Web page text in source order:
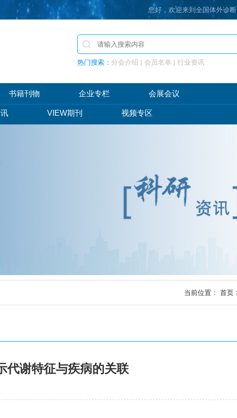
您好，欢迎来到全国体外诊
热门搜索： 分会介绍 | 会员名单 | 行业资讯
书籍刊物 企业专栏 会展会议
VIEW期刊 视频专区
当前位置： 首页
代谢特征与疾病的关联